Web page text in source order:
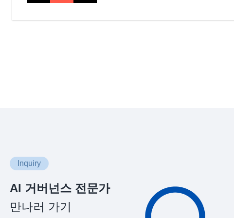
Inquiry
AI 거버넌스 전문가
만나러 가기